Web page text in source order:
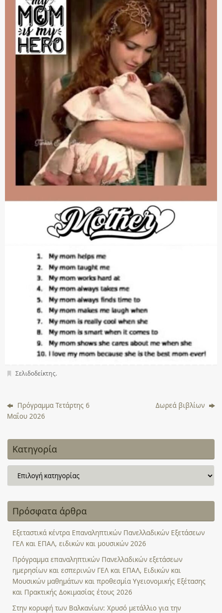
Σελιδοδείκτης.
Πρόγραμμα Τετάρτης 6
Μαΐου 2026
Δωρεά βιβλίων
Κατηγορία
Πρόσφατα άρθρα
Εξεταστικά κέντρα Επαναληπτικών Πανελλαδικών Εξετάσεων
ΓΕΛ και ΕΠΑΛ, ειδικών και μουσικών 2026
Πρόγραμμα επαναληπτικών Πανελλαδικών εξετάσεων
ημερησίων και εσπερινών ΓΕΛ και ΕΠΑΛ, Ειδικών και
Μουσικών μαθημάτων και προθεσμία Υγειονομικής Εξέτασης
και Πρακτικής Δοκιμασίας έτους 2026
Στην κορυφή των Βαλκανίων: Χρυσό μετάλλιο για την